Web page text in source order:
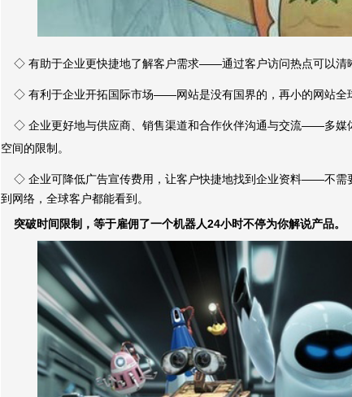
◇ 有助于企业更快捷地了解客户需求——通过客户访问热点可以清
◇ 有利于企业开拓国际市场——网站是没有国界的，再小的网站全
◇ 企业更好地与供应商、销售渠道和合作伙伴沟通与交流——多媒
空间的限制。
◇ 企业可降低广告宣传费用，让客户快捷地找到企业资料——不需
到网络，全球客户都能看到。
突破时间限制，等于雇佣了一个机器人24小时不停为你解说产品。